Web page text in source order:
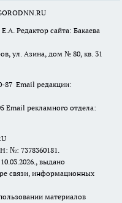
Редактор сайта: Бакаева
ул. Азина, дом № 80, кв. 31
87 Email редакции:
Email рекламного отдела:
№: 7378360181.
выдано
связи, информационных
материалов